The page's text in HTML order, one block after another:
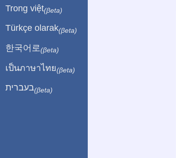
Trong việt(βeta)
Türkçe olarak(βeta)
한국어로 (βeta)
เป็นภาษาไทย(βeta)
בעברית(βeta)